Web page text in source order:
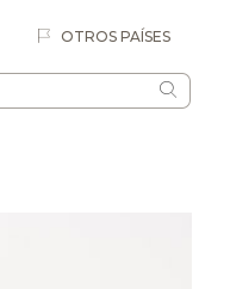
OTROS PAÍSES